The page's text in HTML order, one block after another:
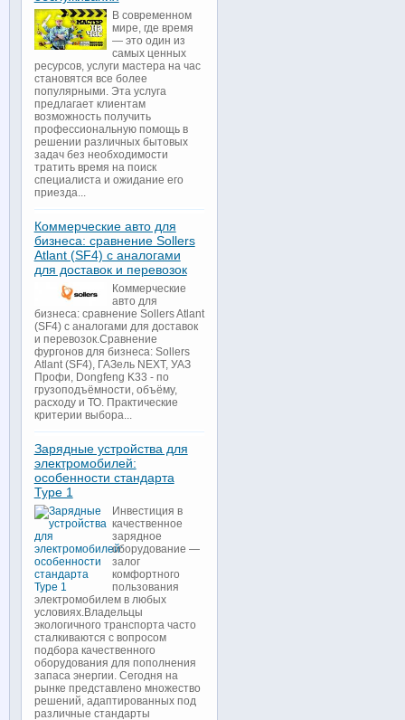
В современном
мире, где время
— это один из
самых ценных
ресурсов, услуги мастера на час
становятся все более
популярными. Эта услуга
предлагает клиентам
возможность получить
профессиональную помощь в
решении различных бытовых
задач без необходимости
тратить время на поиск
специалиста и ожидание его
приезда...
Коммерческие авто для
бизнеса: сравнение Sollers
Atlant (SF4) с аналогами
для доставок и перевозок
Коммерческие
авто для
бизнеса: сравнение Sollers Atlant
(SF4) с аналогами для доставок
и перевозок.Сравнение
фургонов для бизнеса: Sollers
Atlant (SF4), ГАЗель NEXT, УАЗ
Профи, Dongfeng K33 - по
грузоподъёмности, объёму,
расходу и ТО. Практические
критерии выбора...
Зарядные устройства для
электромобилей:
особенности стандарта
Type 1
Инвестиция в
качественное
зарядное
оборудование —
залог
комфортного
пользования
электромобилем в любых
условиях.Владельцы
экологичного транспорта часто
сталкиваются с вопросом
подбора качественного
оборудования для пополнения
запаса энергии. Сегодня на
рынке представлено множество
решений, адаптированных под
различные стандарты